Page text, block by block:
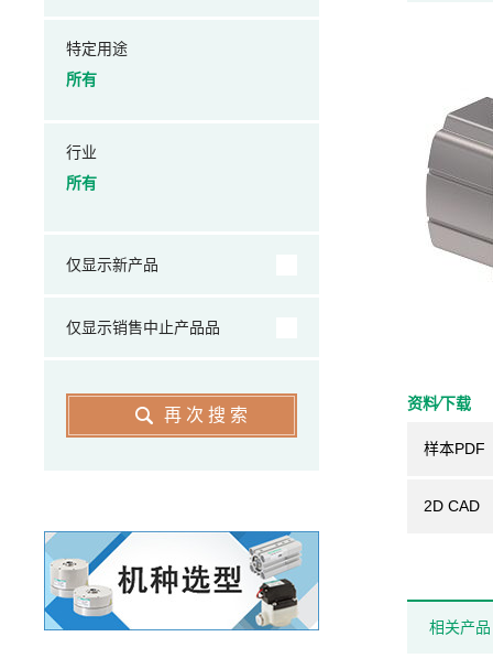
资料⁄下载
样本PDF
2D CAD
相关产品
特定用途
所有
行业
所有
仅显示新产品
仅显示销售中止产品品
再次搜索